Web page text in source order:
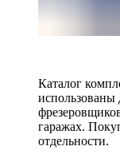
Каталог
использованы
гаражах.
отдельности.